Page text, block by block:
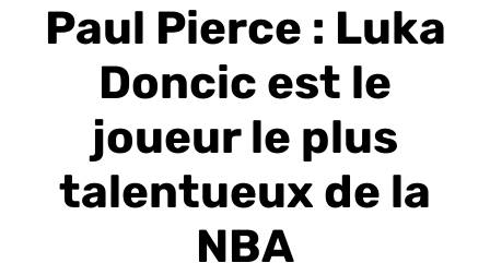
Paul Pierce : Luka
Doncic est le
joueur le plus
talentueux de la
NBA